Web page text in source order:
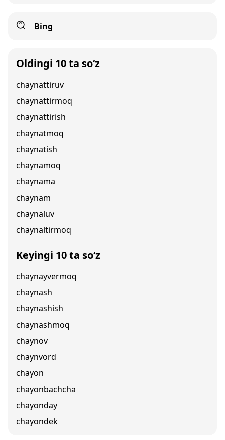
Bing
Oldingi 10 ta so‘z
chaynattiruv
chaynattirmoq
chaynattirish
chaynatmoq
chaynatish
chaynamoq
chaynama
chaynam
chaynaluv
chaynaltirmoq
Keyingi 10 ta so‘z
chaynayvermoq
chaynash
chaynashish
chaynashmoq
chaynov
chaynvord
chayon
chayonbachcha
chayonday
chayondek